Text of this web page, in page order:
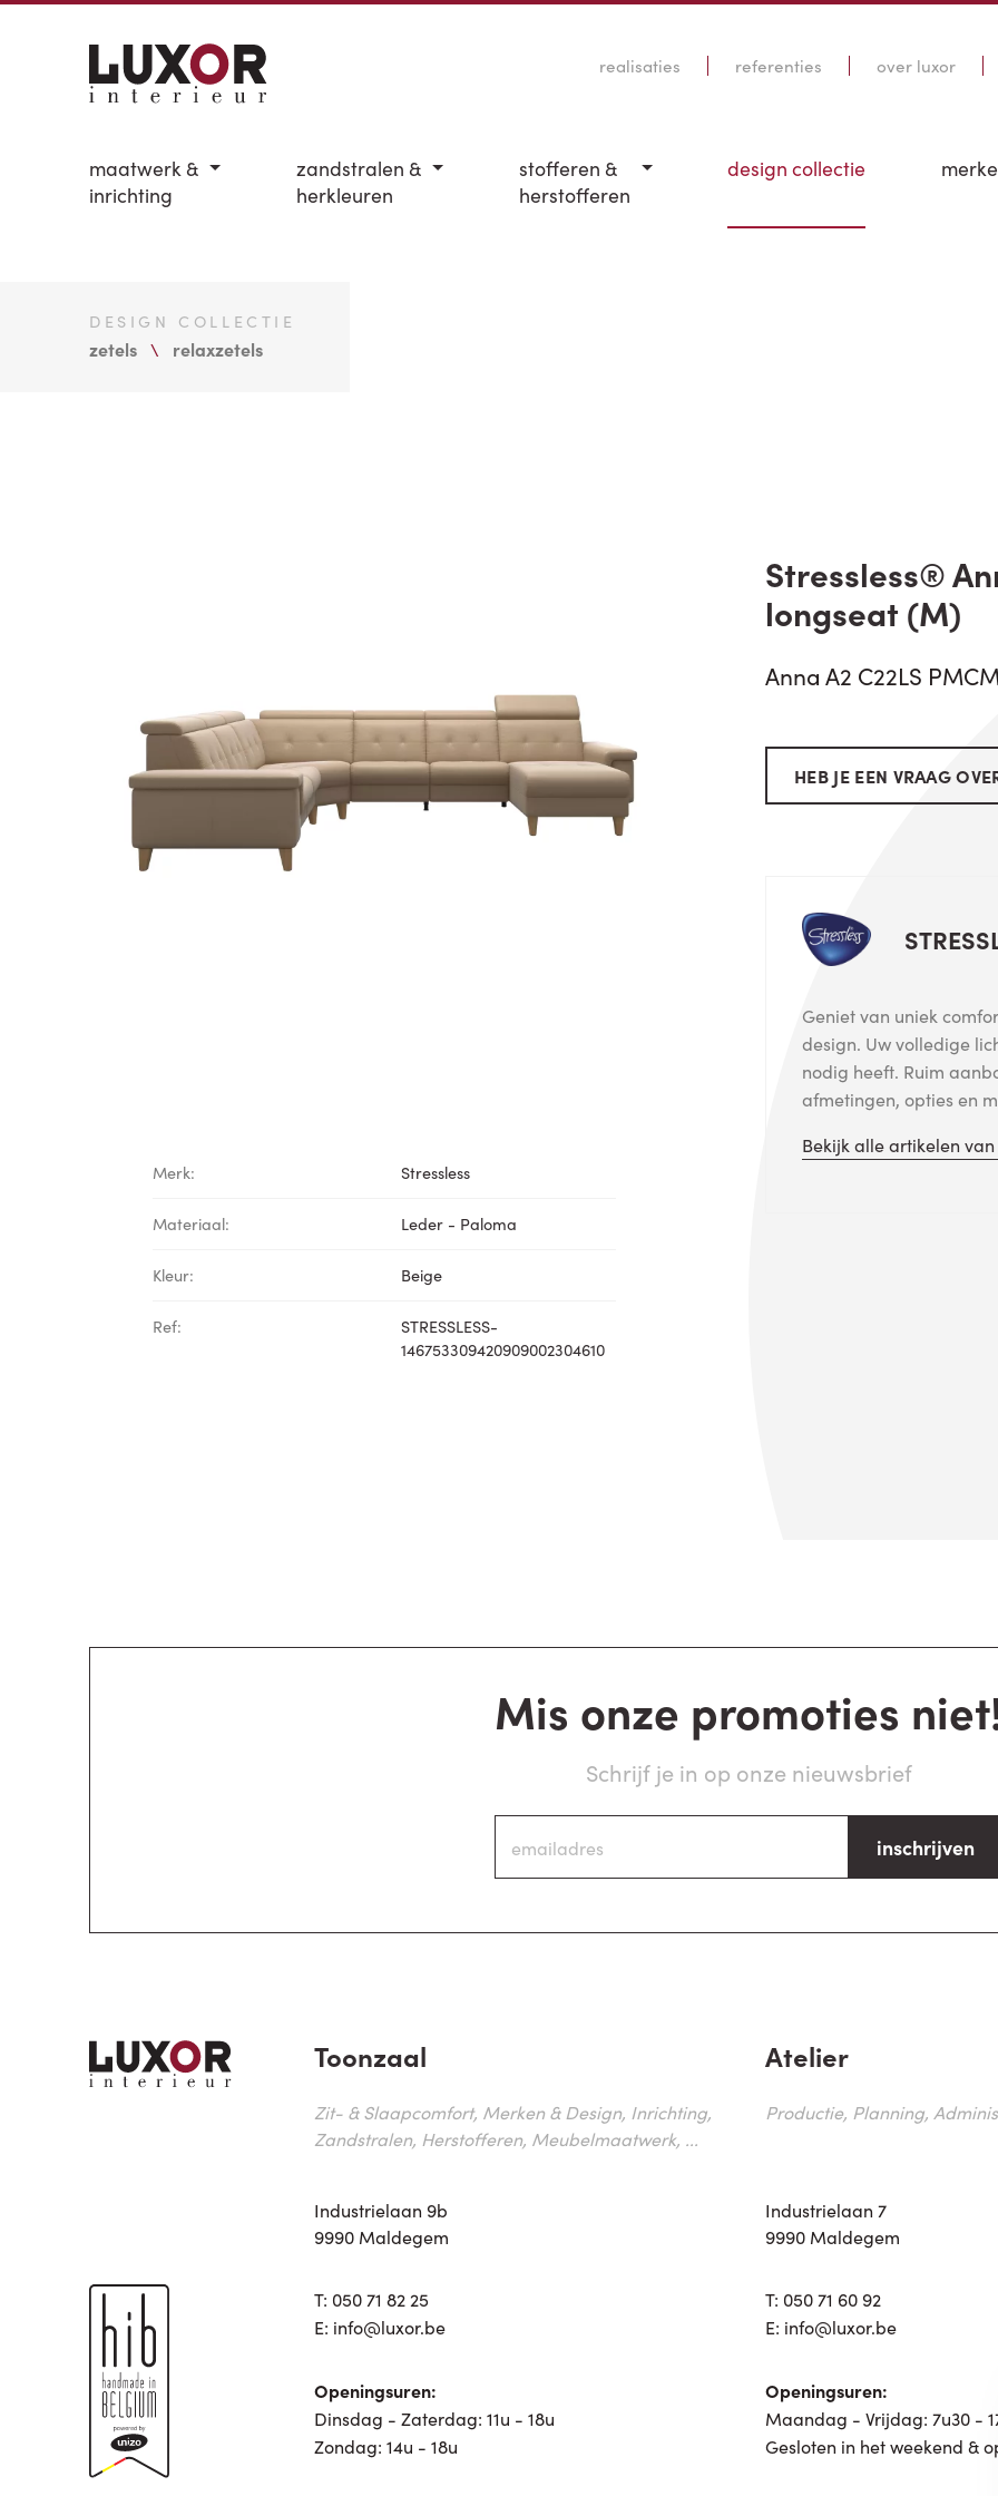
realisaties referenties over luxor
maatwerk &
inrichting
zandstralen &
herkleuren
stofferen &
herstofferen
design collectie
DESIGN COLLECTIE
zetels relaxzetels
Merk: Stressless
Materiaal: Leder - Paloma
Kleur: Beige
Ref:
STRESSLESS-
146753309420909002304610
Stressless®
longseat (M)
Anna A2 C22LS
HEB JE EEN VRAAG
Geniet van uniek
design. Uw volledige
nodig heeft. Ruim
afmetingen, opties en
Bekijk alle artikelen van
Mis onze promoties
Schrijf je in op onze nieuwsbrief
inschrijven
Toonzaal
Zit- & Slaapcomfort, Merken & Design, Inrichting,
Zandstralen, Herstofferen, Meubelmaatwerk, ...
Industrielaan 9b
9990 Maldegem
T: 050 71 82 25
E: info@luxor.be
Openingsuren:
Dinsdag - Zaterdag: 11u - 18u
Zondag: 14u - 18u
Atelier
Productie, Planning,
Industrielaan 7
9990 Maldegem
T: 050 71 60 92
E: info@luxor.be
Openingsuren:
Maandag - Vrijdag: 7u30 -
Gesloten in het weekend &